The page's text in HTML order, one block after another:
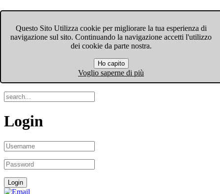
Questo Sito Utilizza cookie per migliorare la tua esperienza di
navigazione sul sito. Continuando la navigazione accetti l'utilizzo
dei cookie da parte nostra.
Ho capito
Voglio saperne di più
Menu
Login